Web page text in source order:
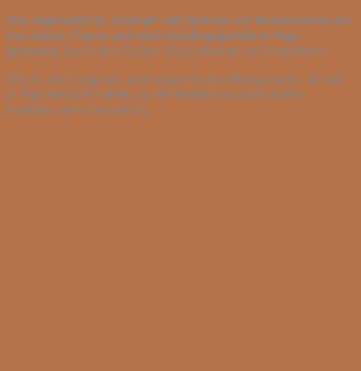
Der vegetarische „Eintopf“ mit Quinoa und Kichererbsen ist
ein wahrer Traum und mein Lieblingsgericht in Riga
gewesen. Auch den Caesar Salad können wir empfehlen.
Wie in allen veganen und vegetarischen Restaurants, die wir
in Riga besucht haben, ist die Bedienung auch im Fat
Pumpkin sehr freundlich.